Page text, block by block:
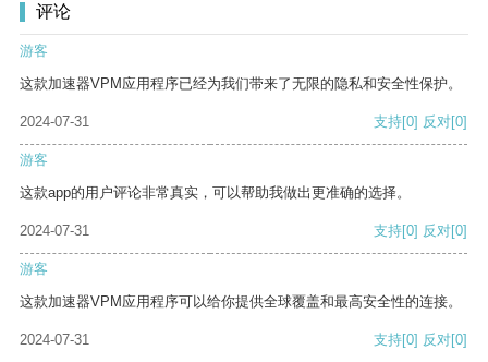
评论
游客
这款加速器VPM应用程序已经为我们带来了无限的隐私和安全性保护。
2024-07-31 支持[0] 反对[0]
游客
这款app的用户评论非常真实，可以帮助我做出更准确的选择。
2024-07-31 支持[0] 反对[0]
游客
这款加速器VPM应用程序可以给你提供全球覆盖和最高安全性的连接。
2024-07-31 支持[0] 反对[0]